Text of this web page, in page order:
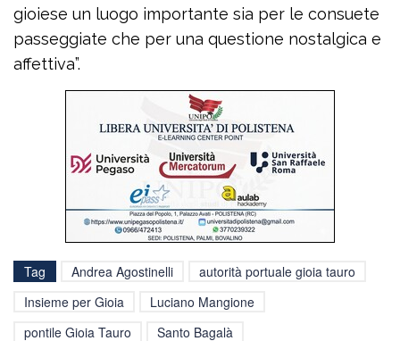
gioiese un luo­go importante sia per le consuete
passeg­giate che per una questione nostalgica e
affettiva”.
Tag Andrea Agostinelli
autorità portuale gioia tauro
Insieme per Gioia
Luciano Mangione
pontile Gioia Tauro
Santo Bagalà